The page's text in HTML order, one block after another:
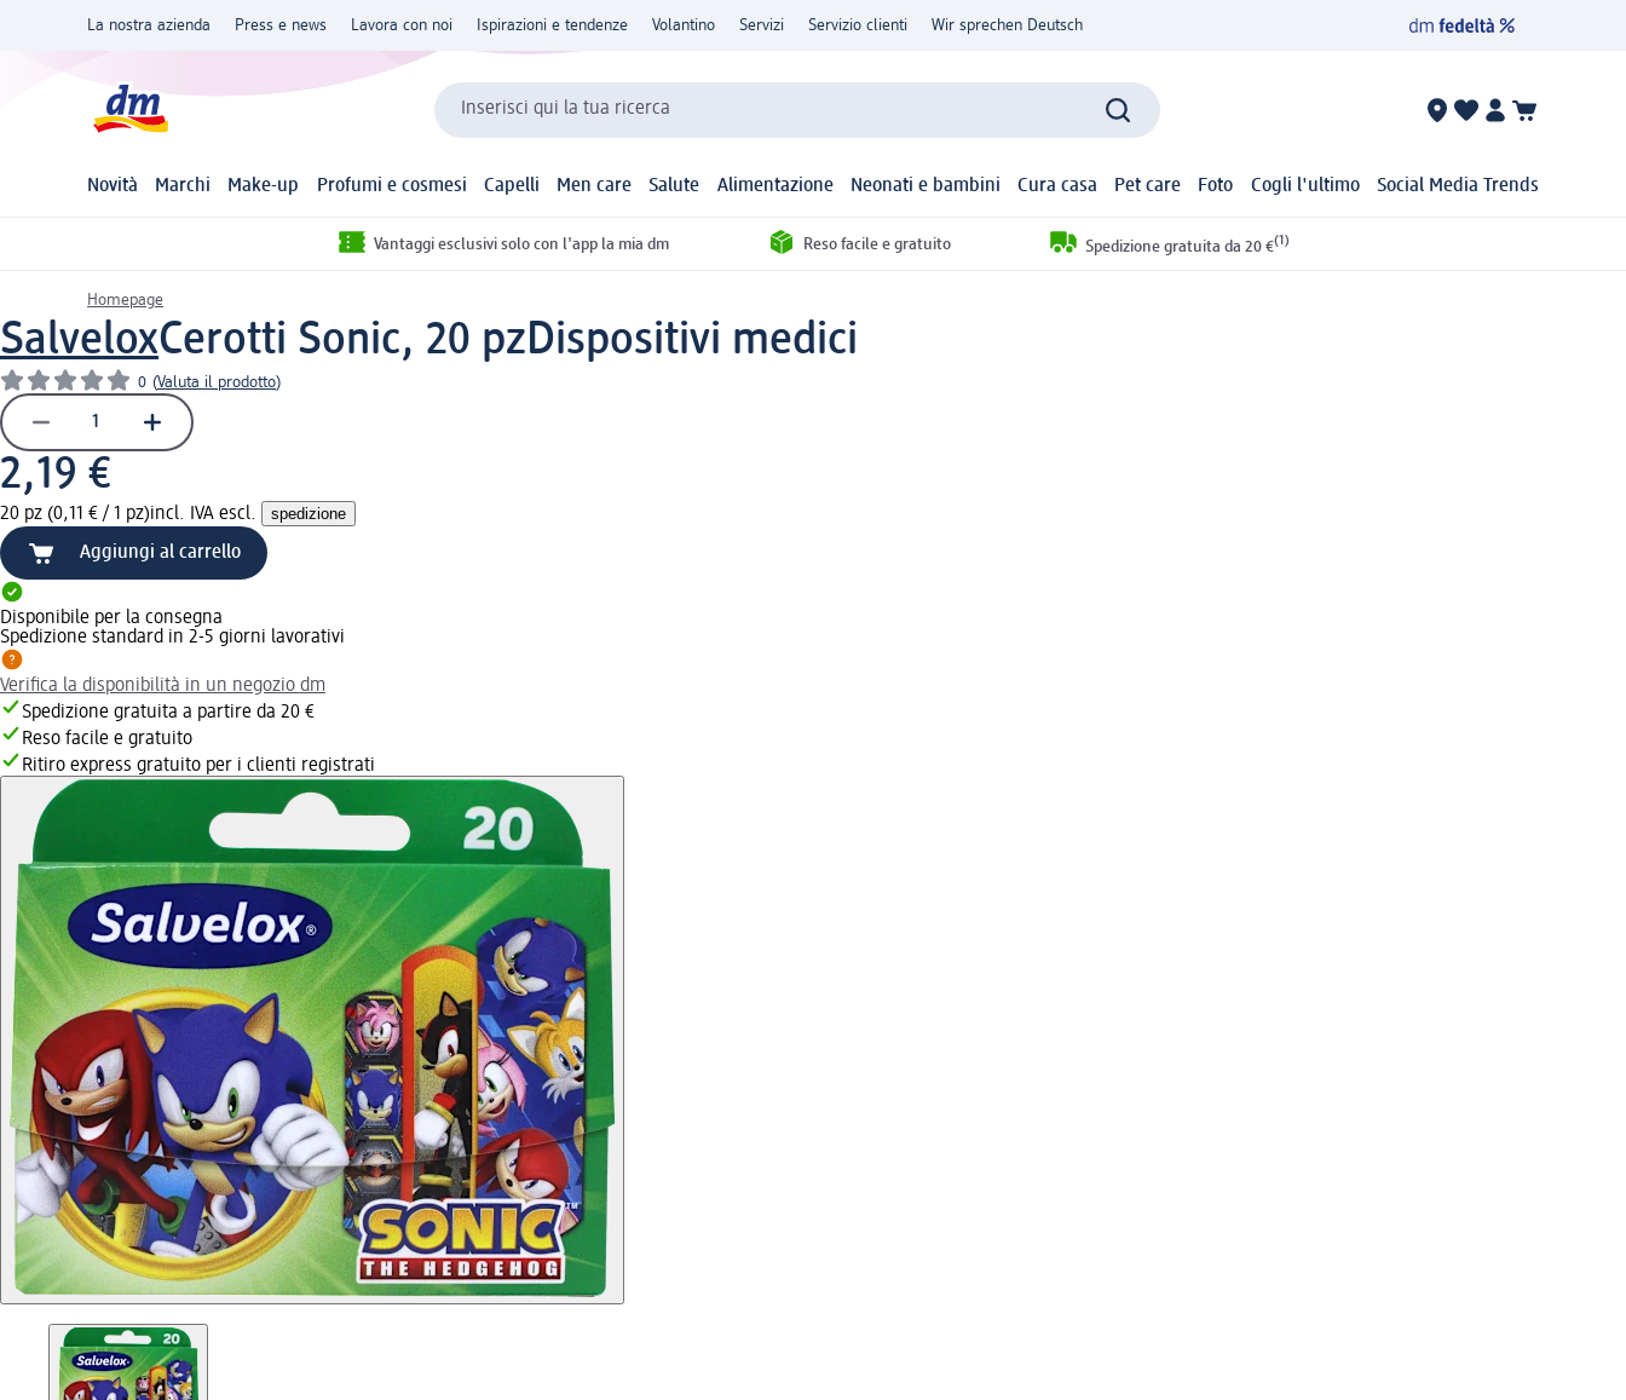
La nostra azienda Press e news Lavora con noi Ispirazioni e tendenze Volantino Servizi Servizio clienti Wir sprechen Deutsch
Inserisci qui la tua ricerca
Novità Marchi Make-up Profumi e cosmesi Capelli Men care Salute Alimentazione Neonati e bambini Cura casa Pet care Foto Cogli l'ultimo Social Media Trends
Vantaggi esclusivi solo con l'app la mia dm Reso facile e gratuito Spedizione gratuita da 20 €(1)
Homepage
SalveloxCerotti Sonic, 20 pzDispositivi medici
0 (Valuta il prodotto)
2,19 €
20 pz (0,11 € / 1 pz)incl. IVA escl. spedizione
Aggiungi al carrello
Disponibile per la consegna
Spedizione standard in 2-5 giorni lavorativi
Verifica la disponibilità in un negozio dm
Spedizione gratuita a partire da 20 €
Reso facile e gratuito
Ritiro express gratuito per i clienti registrati